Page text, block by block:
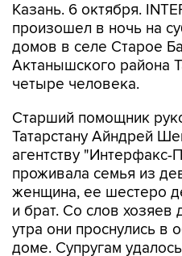
Казань. 6 октября.
произошел в ночь на
домов в селе Старое
Актанышского района
четыре человека.
Старший помощник
Татарстану Айндрей
агентству
проживала семья из
женщина, ее шестеро
и брат. Со слов хозяев
утра они проснулись в
доме. Супругам